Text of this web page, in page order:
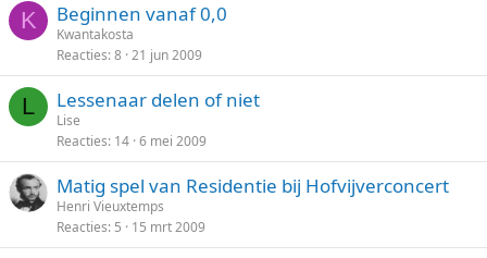
K Beginnen vanaf 0,0
Kwantakosta
Reacties 8 21 jun 2009
L Lessenaar delen of niet
Lise
Reacties 14 6 mei 2009
Matig spel van Residentie bij Hofvijverconcert
Henri Vieuxtemps
Reacties 5 15 mrt 2009